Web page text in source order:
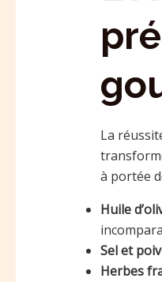
La
à portée
Huile
Sel et
Herbes